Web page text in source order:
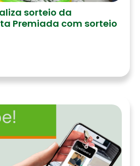
sorteio da
Premiada com sorteio